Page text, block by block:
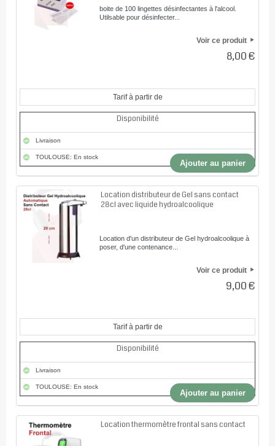
boite de 100 lingettes désinfectantes à l'alcool.
Utilsable pour désinfecter...
Voir ce produit
8,00 €
Tarif à partir de
Disponibilité
Livraison
TOULOUSE: En stock
Ajouter au panier
Location distributeur de Gel sans contact
28cl avec liquide hydroalcoolique
Location d'un distributeur de Gel hydroalcoolique à
poser, d'une contenance...
Voir ce produit
9,00 €
Tarif à partir de
Disponibilité
Livraison
TOULOUSE: En stock
Ajouter au panier
Location thermomètre frontal sans contact